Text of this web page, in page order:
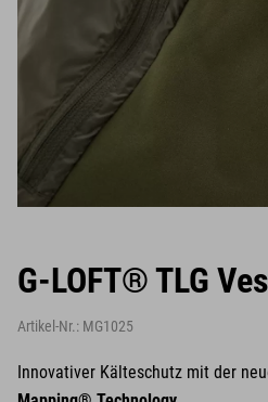
G-LOFT® TLG
Artikel-Nr.: MG1025
Innovativer Kälteschutz mit der